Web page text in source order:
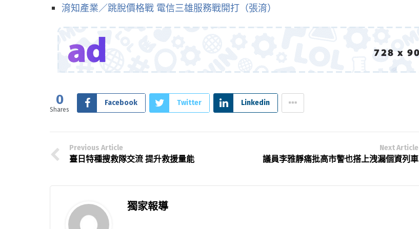
淯知產業／跳脫價格戰 電信三雄服務戰開打（張淯）
0
Shares
Facebook Twitter Linkedin
Previous Article
臺日特種搜救隊交流 提升救援量能
Next Article
議員李雅靜痛批高市警也搭上洩漏個資列車
獨家報導